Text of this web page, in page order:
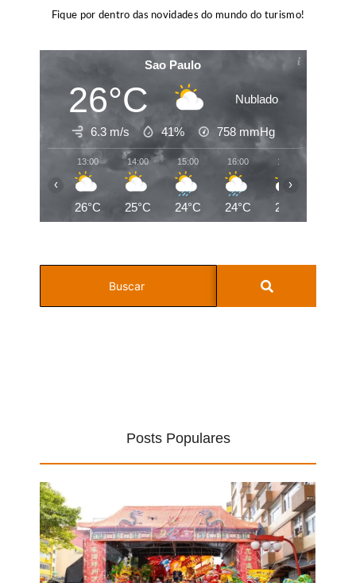
Fique por dentro das novidades do mundo do turismo!
Sao Paulo
26°C Nublado
6.3 m/s 41% 758 mmHg
13:00
26°C
14:00
25°C
15:00
24°C
16:00
24°C
17:00
24°C
‹ ›
Posts Populares